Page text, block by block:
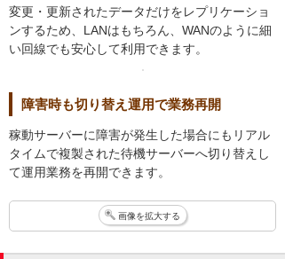
変更・更新されたデータだけをレプリケーショ
ンするため、LANはもちろん、WANのように細
い回線でも安心して利用できます。
障害時も切り替え運用で業務再開
稼動サーバーに障害が発生した場合にもリアル
タイムで複製された待機サーバーへ切り替えし
て運用業務を再開できます。
画像を拡大する